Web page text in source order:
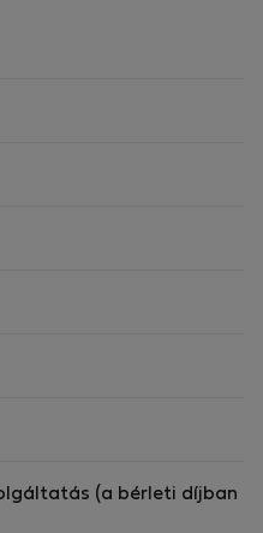
Splitben és
(a bérleti díjban